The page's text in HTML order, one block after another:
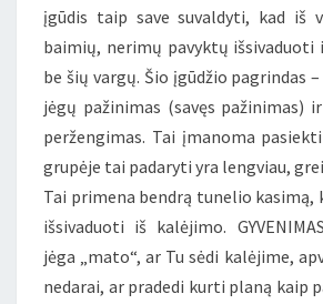
įgūdis taip save suvaldyti, kad iš
baimių, nerimų pavyktų
be šių vargų. Šio įgūdžio pagrindas
jėgų pažinimas (savęs pažinimas)
peržengimas. Tai įmanoma
grupėje tai padaryti yra lengviau,
Tai primena bendrą tunelio kasimą,
išsivaduoti iš kalėjimo.
jėga „mato“, ar Tu sėdi kalėjime,
nedarai, ar pradedi kurti planą kaip